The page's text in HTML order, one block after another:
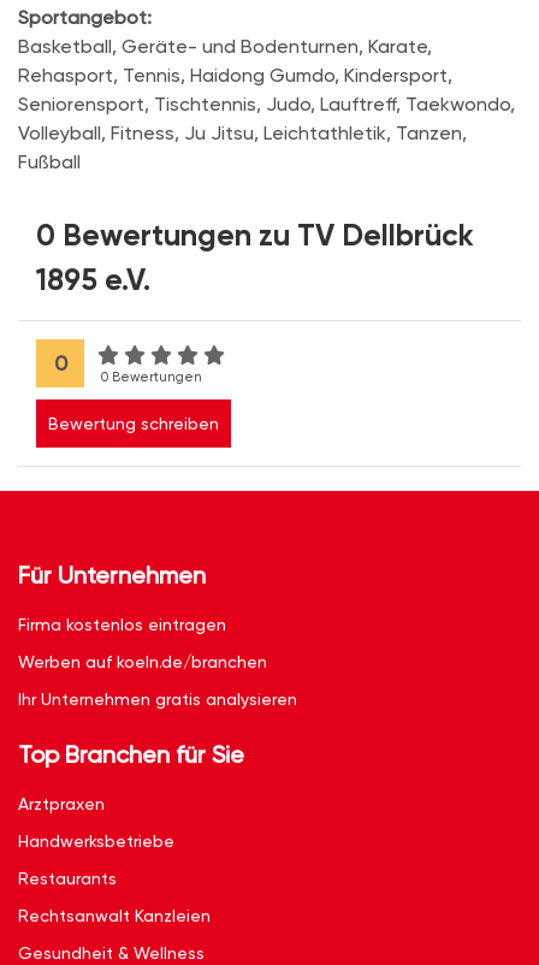
Sportangebot:
Basketball, Geräte- und Bodenturnen, Karate,
Rehasport, Tennis, Haidong Gumdo, Kindersport,
Seniorensport, Tischtennis, Judo, Lauftreff, Taekwondo,
Volleyball, Fitness, Ju Jitsu, Leichtathletik, Tanzen,
Fußball
0 Bewertungen zu TV Dellbrück
1895 e.V.
0
0 Bewertungen
Bewertung schreiben
Für Unternehmen
Firma kostenlos eintragen
Werben auf koeln.de/branchen
Ihr Unternehmen gratis analysieren
Top Branchen für Sie
Arztpraxen
Handwerksbetriebe
Restaurants
Rechtsanwalt Kanzleien
Gesundheit & Wellness